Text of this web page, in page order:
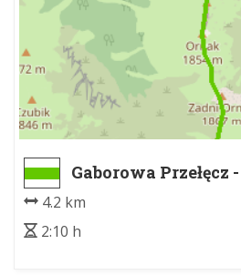
Gaborowa Przełęcz
4.2 km
2:10 h